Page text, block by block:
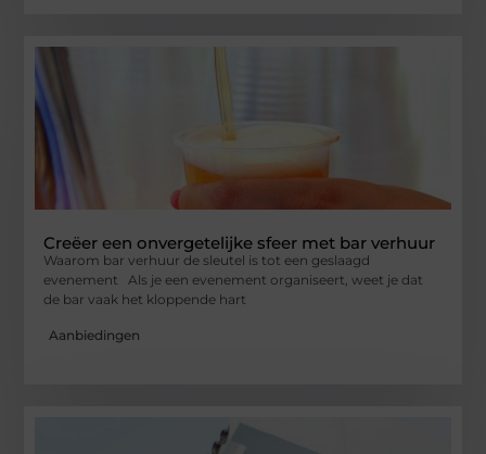
Creëer een onvergetelijke sfeer met bar verhuur
Waarom bar verhuur de sleutel is tot een geslaagd
evenement Als je een evenement organiseert, weet je dat
de bar vaak het kloppende hart
Aanbiedingen